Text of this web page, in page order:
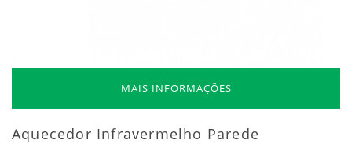
MAIS INFORMAÇÕES
Aquecedor Infravermelho Parede